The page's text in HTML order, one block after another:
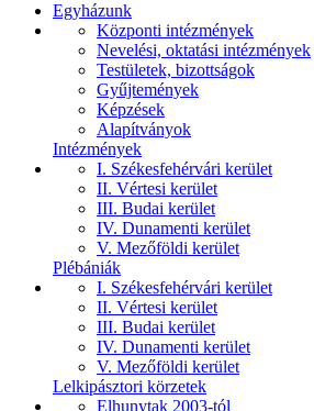
Egyházunk
Központi intézmények
Nevelési, oktatási intézmények
Testületek, bizottságok
Gyűjtemények
Képzések
Alapítványok
Intézmények
I. Székesfehérvári kerület
II. Vértesi kerület
III. Budai kerület
IV. Dunamenti kerület
V. Mezőföldi kerület
Plébániák
I. Székesfehérvári kerület
II. Vértesi kerület
III. Budai kerület
IV. Dunamenti kerület
V. Mezőföldi kerület
Lelkipásztori körzetek
Elhunytak 2003-tól